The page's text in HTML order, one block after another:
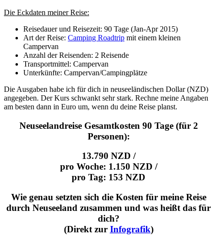
Die Eckdaten meiner Reise:
Reisedauer und Reisezeit: 90 Tage (Jan-Apr 2015)
Art der Reise: Camping Roadtrip mit einem kleinen
Campervan
Anzahl der Reisenden: 2 Reisende
Transportmittel: Campervan
Unterkünfte: Campervan/Campingplätze
Die Ausgaben habe ich für dich in neuseeländischen Dollar (NZD)
angegeben. Der Kurs schwankt sehr stark. Rechne meine Angaben
am besten dann in Euro um, wenn du deine Reise planst.
Neuseelandreise Gesamtkosten 90 Tage (für 2
Personen):
13.790 NZD /
pro Woche: 1.150 NZD /
pro Tag: 153 NZD
Wie genau setzten sich die Kosten für meine Reise
durch Neuseeland zusammen und was heißt das für
dich?
(Direkt zur Infografik)